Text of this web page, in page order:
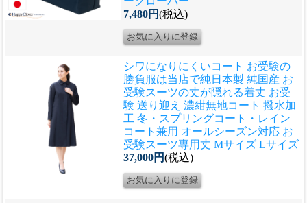
7,480円(税込)
シワになりにくいコート お受験の
勝負服は当店で純日本製 純国産 お
受験スーツの丈が隠れる着丈 お受
験 送り迎え 濃紺無地コート 撥水加
工 冬・スプリングコート・レイン
コート兼用 オールシーズン対応 お
受験スーツ専用丈 Mサイズ Lサイズ
37,000円(税込)